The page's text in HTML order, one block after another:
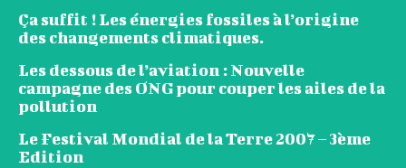
Ça suffit ! Les énergies fossiles à l’origine
des changements climatiques.
Les dessous de l’aviation : Nouvelle
campagne des ONG pour couper les ailes de la
pollution
Le Festival Mondial de la Terre 2007 – 3ème
Edition